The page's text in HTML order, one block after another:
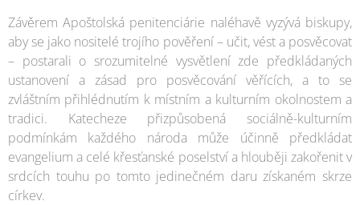
Závěrem Apoštolská penitenciárie naléhavě vyzývá biskupy,
aby se jako nositelé trojího pověření – učit, vést a posvěcovat
– postarali o srozumitelné vysvětlení zde předkládaných
ustanovení a zásad pro posvěcování věřících, a to se
zvláštním přihlédnutím k místním a kulturním okolnostem a
tradici. Katecheze přizpůsobená sociálně-kulturním
podmínkám každého národa může účinně předkládat
evangelium a celé křesťanské poselství a hlouběji zakořenit v
srdcích touhu po tomto jedinečném daru získaném skrze
církev.